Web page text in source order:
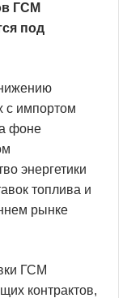
ГСМ
под
с импортом
фоне
энергетики
топлива и
рынке
ГСМ
контрактов,